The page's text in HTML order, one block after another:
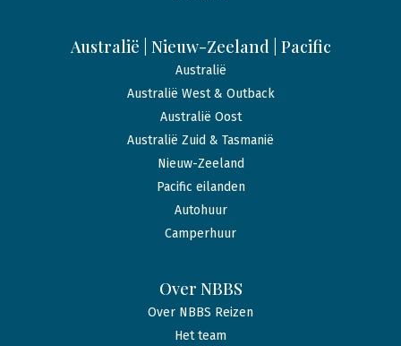
Australië | Nieuw-Zeeland | Pacific
Australië
Australië West & Outback
Australië Oost
Australië Zuid & Tasmanië
Nieuw-Zeeland
Pacific eilanden
Autohuur
Camperhuur
Over NBBS
Over NBBS Reizen
Het team